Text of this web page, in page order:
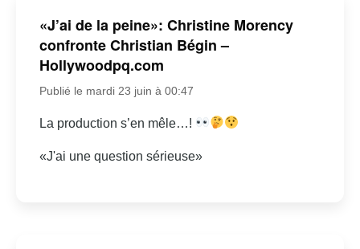
«J’ai de la peine»: Christine Morency
confronte Christian Bégin –
Hollywoodpq.com
Publié le mardi 23 juin à 00:47
La production s’en mêle…!
«J'ai une question sérieuse»